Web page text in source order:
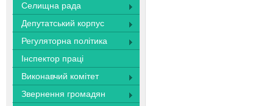
Селищна рада
Депутатський корпус
Регуляторна політика
Інспектор праці
Виконавчий комітет
Звернення громадян